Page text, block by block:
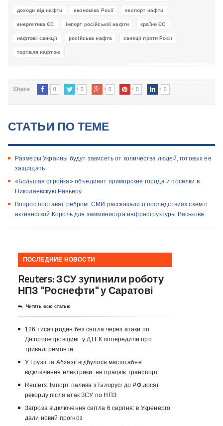
доходи від нафти економіка Росії експорт нафти
енергетика ЄС імпорт російської нафти країни ЄС
нафтові санкції російська нафта санкції проти Росії
торгівля нафтою
Share 0 0 0 0 0
СТАТЬИ ПО ТЕМЕ
Размеры Украины будут зависеть от количества людей, готовых ее
защищать
«Большая стройка» объединит приморские города и поселки в
Николаевскую Ривьеру
Вопрос поставят ребром: СМИ рассказали о последствиях схем с
активисткой Король для замминистра инфраструктуры Васькова
ПОСЛЕДНИЕ НОВОСТИ
Reuters: ЗСУ зупинили роботу
НПЗ "Роснефти" у Саратові
Читать всю статью
126 тисяч родин без світла через атаки по
Дніпропетровщині: у ДТЕК попередили про
тривалі ремонти
У Грузії та Абхазії відбулося масштабне
відключення електрики: не працює транспорт
Reuters: Імпорт палива з Білорусі до РФ досяг
рекорду після атак ЗСУ по НПЗ
Загроза відключення світла 6 серпня: в Укренерго
дали новий прогноз